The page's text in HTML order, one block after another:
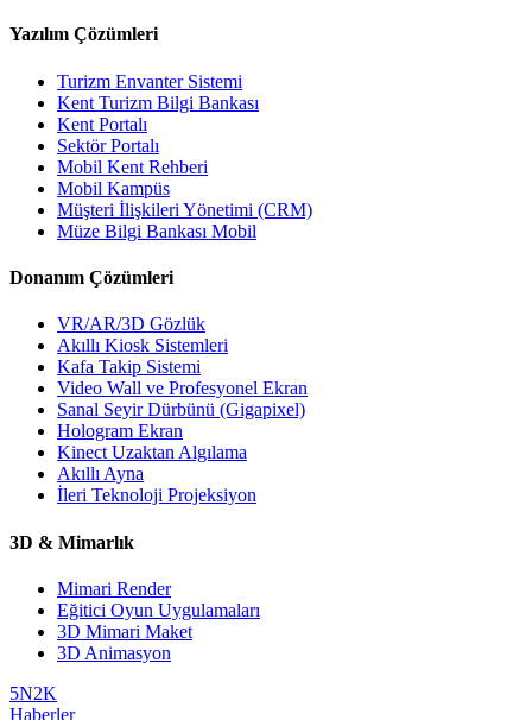
Yazılım Çözümleri
Turizm Envanter Sistemi
Kent Turizm Bilgi Bankası
Kent Portalı
Sektör Portalı
Mobil Kent Rehberi
Mobil Kampüs
Müşteri İlişkileri Yönetimi (CRM)
Müze Bilgi Bankası Mobil
Donanım Çözümleri
VR/AR/3D Gözlük
Akıllı Kiosk Sistemleri
Kafa Takip Sistemi
Video Wall ve Profesyonel Ekran
Sanal Seyir Dürbünü (Gigapixel)
Hologram Ekran
Kinect Uzaktan Algılama
Akıllı Ayna
İleri Teknoloji Projeksiyon
3D & Mimarlık
Mimari Render
Eğitici Oyun Uygulamaları
3D Mimari Maket
3D Animasyon
5N2K
Haberler